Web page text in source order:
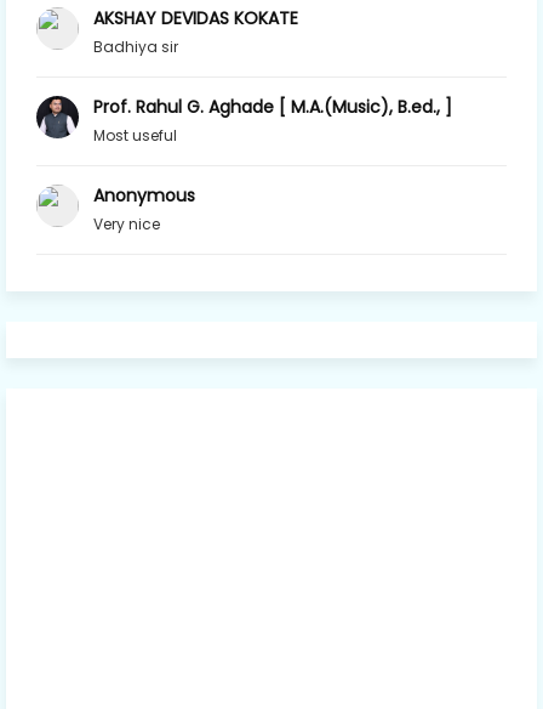
AKSHAY DEVIDAS KOKATE
Badhiya sir
Prof. Rahul G. Aghade [ M.A.(Music), B.ed., ]
Most useful
Anonymous
Very nice